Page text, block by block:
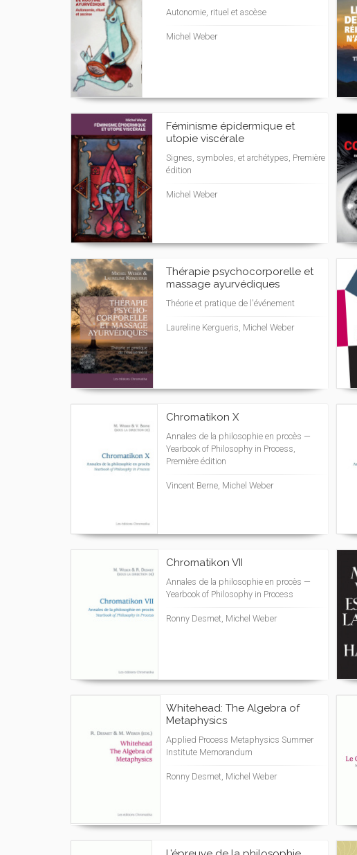
Autonomie, rituel et ascèse
Michel Weber
Féminisme épidermique et
utopie viscérale
Signes, symboles, et archétypes, Première
édition
Michel Weber
Thérapie psychocorporelle et
massage ayurvédiques
Théorie et pratique de l'événement
Laureline Kergueris, Michel Weber
Chromatikon X
Annales de la philosophie en procès —
Yearbook of Philosophy in Process,
Première édition
Vincent Berne, Michel Weber
Chromatikon VII
Annales de la philosophie en procès —
Yearbook of Philosophy in Process
Ronny Desmet, Michel Weber
Whitehead: The Algebra of
Metaphysics
Applied Process Metaphysics Summer
Institute Memorandum
Ronny Desmet, Michel Weber